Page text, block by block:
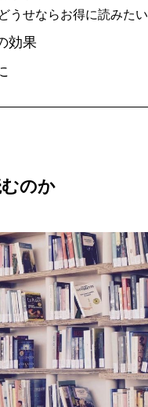
どうせならお得に読みたい
効果
のか